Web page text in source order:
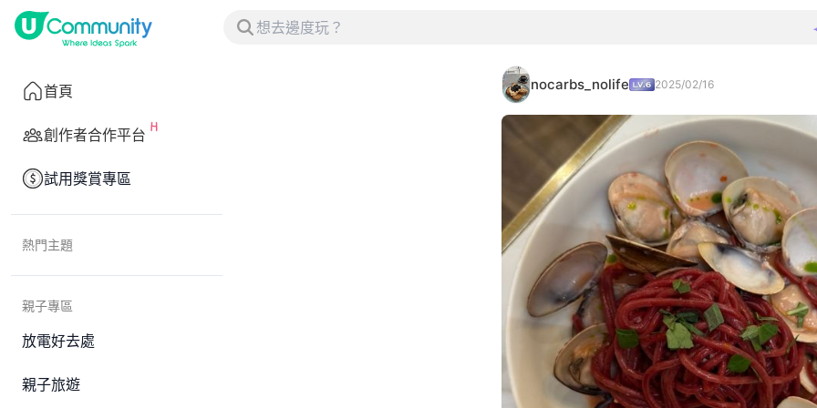
首頁
創作者合作平台
試用獎賞專區
熱門主題
親子專區
放電好去處
親子旅遊
nocarbs_nolife 2025/02/16